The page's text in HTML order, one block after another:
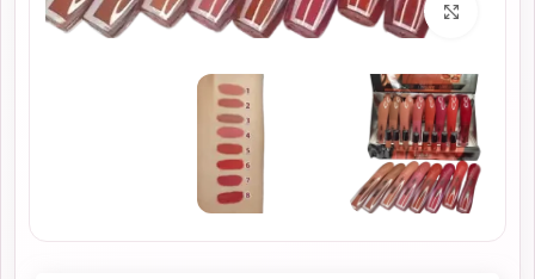
برای بزرگنمایی کلیک کنید